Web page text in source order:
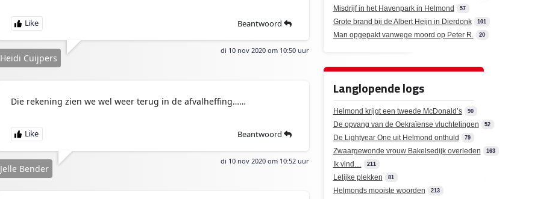
Beantwoord
di 10 nov 2020 om 10:50 uur
Heidi Cuijpers
Die rekening zien we wel weer terug in de afvalheffing……
Beantwoord
di 10 nov 2020 om 10:52 uur
Jelle Bender
Misdrijf in het Havenpark in Helmond 57
Grote brand bij de Albert Heijn in Dierdonk 101
Man opgepakt vanwege moord op Peter R. 20
Langlopende logs
Helmond krijgt een tweede McDonald’s 90
De opvang van de Oekraïense vluchtelingen 52
De Lightyear One uit Helmond onthuld 79
Zwaargewonde vrouw Bakelsedijk overleden 163
Ik vind… 211
Lelijke plekken 81
Helmonds mooiste woorden 213